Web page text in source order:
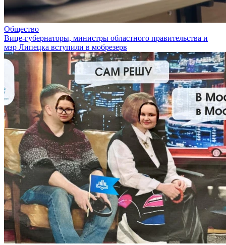
Общество
Вице-губернаторы, министры областного правительства и
мэр Липецка вступили в мобрезерв